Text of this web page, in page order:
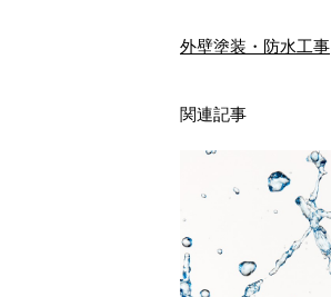
外壁塗装・防水工事
関連記事